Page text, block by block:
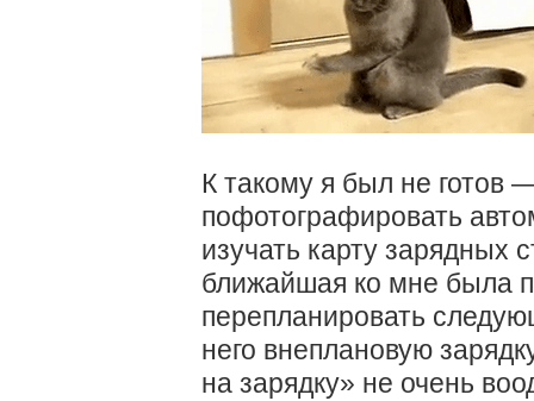
К такому я был не готов
пофотографировать
изучать карту зарядных
ближайшая ко мне была
перепланировать
него внеплановую
на зарядку» не очень